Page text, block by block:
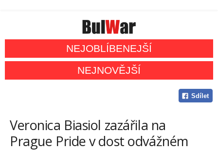
NEJOBLÍBENEJŠÍ
NEJNOVĚJŠÍ
Sdílet
Veronica Biasiol zazářila na
Prague Pride v dost odvážném